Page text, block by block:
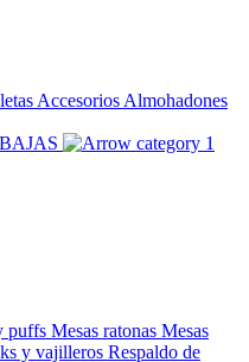
Accesorios Almohadones
puffs Mesas ratonas Mesas
y vajilleros Respaldo de